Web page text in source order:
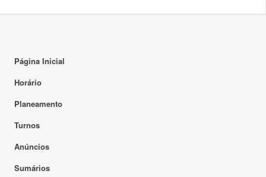
Página Inicial
Horário
Planeamento
Turnos
Anúncios
Sumários